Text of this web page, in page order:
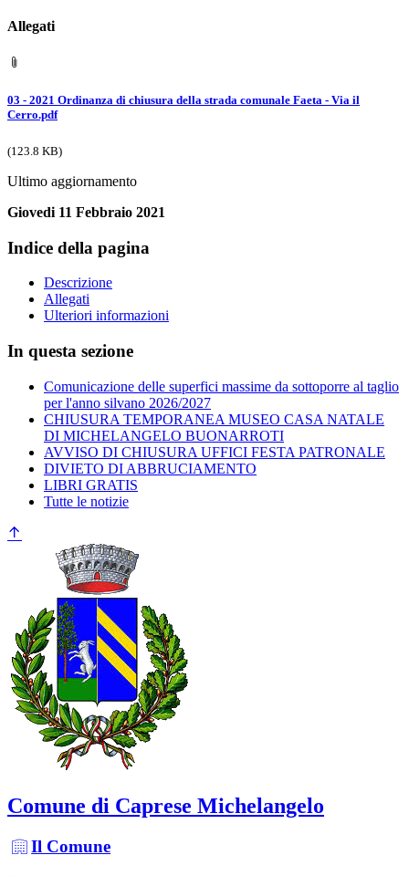
Allegati
03 - 2021 Ordinanza di chiusura della strada comunale Faeta - Via il
Cerro.pdf
(123.8 KB)
Ultimo aggiornamento
Giovedi 11 Febbraio 2021
Indice della pagina
Descrizione
Allegati
Ulteriori informazioni
In questa sezione
Comunicazione delle superfici massime da sottoporre al taglio
per l'anno silvano 2026/2027
CHIUSURA TEMPORANEA MUSEO CASA NATALE
DI MICHELANGELO BUONARROTI
AVVISO DI CHIUSURA UFFICI FESTA PATRONALE
DIVIETO DI ABBRUCIAMENTO
LIBRI GRATIS
Tutte le notizie
Comune di Caprese Michelangelo
Il Comune